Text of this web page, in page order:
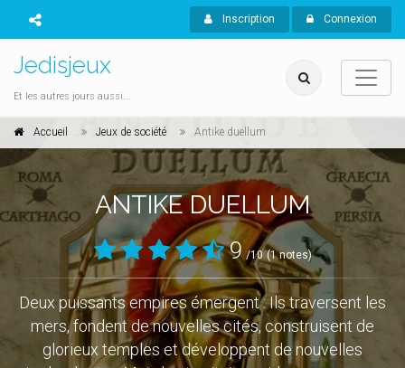
Inscription Connexion
Jedisjeux
Et les autres jours aussi...
Accueil Jeux de société Antike duellum
ANTIKE DUELLUM
9 /10 (1 notes)
Deux puissants empires émergent : Ils traversent les
mers, fondent de nouvelles cités, construisent de
glorieux temples et développent de nouvelles